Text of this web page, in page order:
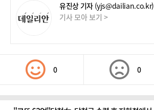
유진상 기자 (yjs@dailian.co.kr)
기사 모아 보기 >
0 0